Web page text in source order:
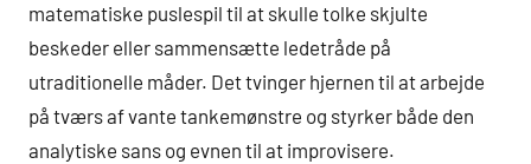
matematiske puslespil til at skulle tolke skjulte
beskeder eller sammensætte ledetråde på
utraditionelle måder. Det tvinger hjernen til at arbejde
på tværs af vante tankemønstre og styrker både den
analytiske sans og evnen til at improvisere.